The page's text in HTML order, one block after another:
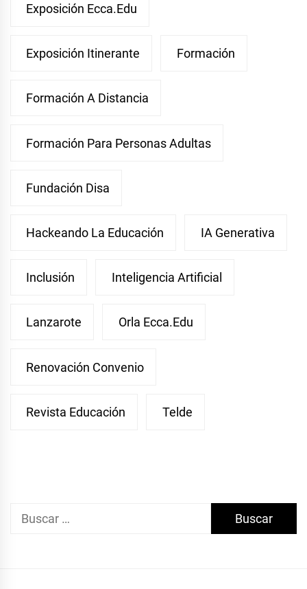
Exposición Ecca.edu
Exposición Itinerante Formación
Formación A Distancia
Formación Para Personas Adultas
Fundación Disa
Hackeando La Educación IA Generativa
Inclusión Inteligencia Artificial
Lanzarote Orla Ecca.edu
Renovación Convenio
Revista Educación Telde
Buscar: